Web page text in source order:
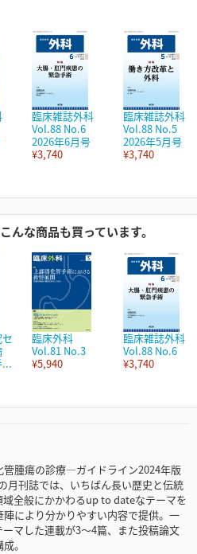
臨床雑誌外科
Vol.88 No.6
2026年6月号
¥3,740
臨床雑誌外科
Vol.88 No.5
2026年5月号
¥3,740
んな商品も買っています。
臨床外科
Vol.81 No.3
¥5,940
臨床雑誌外科
Vol.88 No.6
¥3,740
管腫瘍の診療―ガイドライン2024年版
月刊誌では、いちばん長い歴史と伝統
全般にかかわるup to dateなテーマを
により分かりやすい内容で提供。一
マした連載が3～4篇、また投稿論文
。